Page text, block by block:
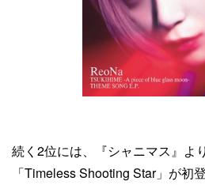
続く2位には、『シャニマス』よ
「Timeless Shooting Star」が初